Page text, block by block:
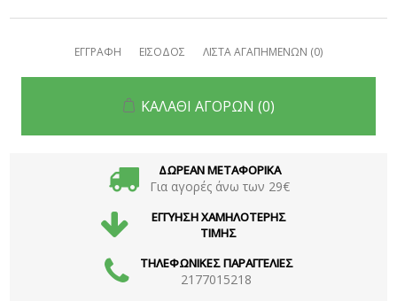
ΕΓΓΡΑΦΗ ΕΙΣΟΔΟΣ ΛΙΣΤΑ ΑΓΑΠΗΜΕΝΩΝ (0)
ΚΑΛΑΘΙ ΑΓΟΡΩΝ (0)
ΔΩΡΕΑΝ ΜΕΤΑΦΟΡΙΚΑ
Για αγορές άνω των 29€
ΕΓΓΥΗΣΗ ΧΑΜΗΛΟΤΕΡΗΣ
ΤΙΜΗΣ
ΤΗΛΕΦΩΝΙΚΕΣ ΠΑΡΑΓΓΕΛΙΕΣ
2177015218